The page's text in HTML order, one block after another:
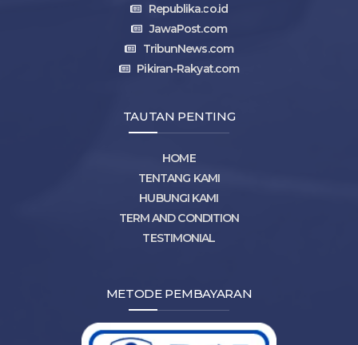
Republika.co.id
JawaPost.com
TribunNews.com
Pikiran-Rakyat.com
TAUTAN PENTING
HOME
TENTANG KAMI
HUBUNGI KAMI
TERM AND CONDITION
TESTIMONIAL
METODE PEMBAYARAN